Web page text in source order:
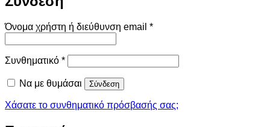
Όνομα χρήστη ή διεύθυνση email *Απαιτείται
Συνθηματικό *Απαιτείται
Να με θυμάσαι Σύνδεση
Χάσατε το συνθηματικό πρόσβασής σας;